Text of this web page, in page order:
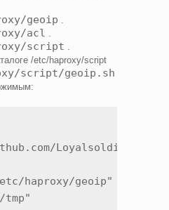
geoip
acl
script
/etc/haproxy/script
script/geoip.sh
Loyalsoldier/
etc/haproxy/geoip"
tmp"